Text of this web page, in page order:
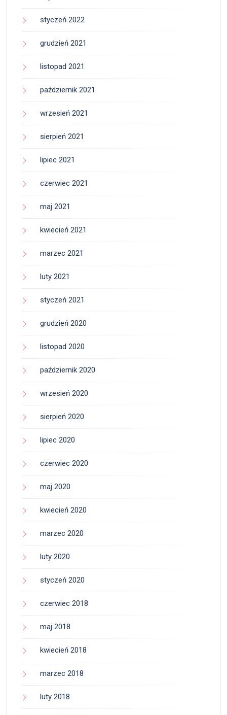
styczeń 2022
grudzień 2021
listopad 2021
październik 2021
wrzesień 2021
sierpień 2021
lipiec 2021
czerwiec 2021
maj 2021
kwiecień 2021
marzec 2021
luty 2021
styczeń 2021
grudzień 2020
listopad 2020
październik 2020
wrzesień 2020
sierpień 2020
lipiec 2020
czerwiec 2020
maj 2020
kwiecień 2020
marzec 2020
luty 2020
styczeń 2020
czerwiec 2018
maj 2018
kwiecień 2018
marzec 2018
luty 2018